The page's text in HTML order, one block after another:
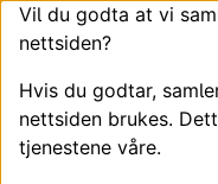
Vil du godta at vi
nettsiden?
Hvis du godtar,
nettsiden brukes.
tjenestene våre.